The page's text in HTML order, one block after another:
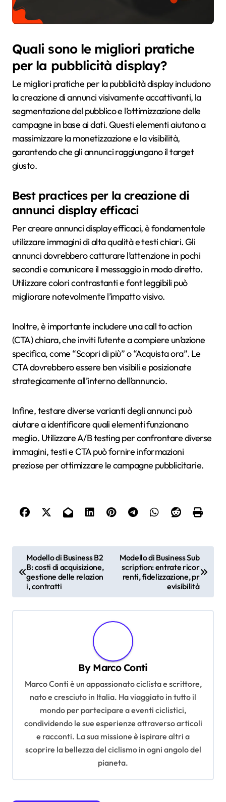
Quali sono le migliori pratiche
per la pubblicità display?
Le migliori pratiche per la pubblicità display includono
la creazione di annunci visivamente accattivanti, la
segmentazione del pubblico e l’ottimizzazione delle
campagne in base ai dati. Questi elementi aiutano a
massimizzare la monetizzazione e la visibilità,
garantendo che gli annunci raggiungano il target
giusto.
Best practices per la creazione di
annunci display efficaci
Per creare annunci display efficaci, è fondamentale
utilizzare immagini di alta qualità e testi chiari. Gli
annunci dovrebbero catturare l’attenzione in pochi
secondi e comunicare il messaggio in modo diretto.
Utilizzare colori contrastanti e font leggibili può
migliorare notevolmente l’impatto visivo.
Inoltre, è importante includere una call to action
(CTA) chiara, che inviti l’utente a compiere un’azione
specifica, come “Scopri di più” o “Acquista ora”. Le
CTA dovrebbero essere ben visibili e posizionate
strategicamente all’interno dell’annuncio.
Infine, testare diverse varianti degli annunci può
aiutare a identificare quali elementi funzionano
meglio. Utilizzare A/B testing per confrontare diverse
immagini, testi e CTA può fornire informazioni
preziose per ottimizzare le campagne pubblicitarie.
o
Modello di Business B2
B: costi di acquisizione,
gestione delle relazion
i, contratti
Modello di Business Sub
scription: entrate ricor
renti, fidelizzazione, pr
evisibilità
By Marco Conti
Marco Conti è un appassionato ciclista e scrittore,
nato e cresciuto in Italia. Ha viaggiato in tutto il
mondo per partecipare a eventi ciclistici,
condividendo le sue esperienze attraverso articoli
e racconti. La sua missione è ispirare altri a
scoprire la bellezza del ciclismo in ogni angolo del
pianeta.